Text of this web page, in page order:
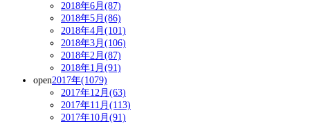
2018年6月(87)
2018年5月(86)
2018年4月(101)
2018年3月(106)
2018年2月(87)
2018年1月(91)
open2017年(1079)
2017年12月(63)
2017年11月(113)
2017年10月(91)